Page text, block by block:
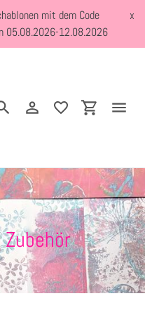
mit dem Code
05.08.2026-12.08.2026
x
SuchenEinloggen